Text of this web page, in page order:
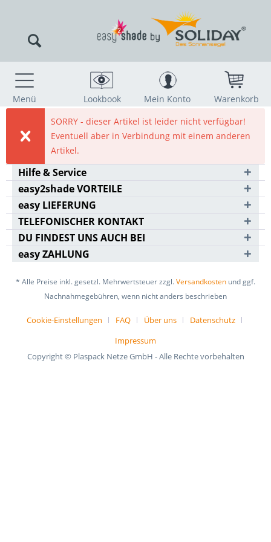
Menü Lookbook Mein Konto
Warenkorb
SORRY - dieser Artikel ist leider nicht verfügbar!
Eventuell aber in Verbindung mit einem anderen
Artikel.
Hilfe & Service
easy2shade VORTEILE
easy LIEFERUNG
TELEFONISCHER KONTAKT
DU FINDEST UNS AUCH BEI
easy ZAHLUNG
* Alle Preise inkl. gesetzl. Mehrwertsteuer zzgl.Versandkosten und ggf.
Nachnahmegebühren, wenn nicht anders beschrieben
Cookie-Einstellungen FAQ Über uns
Datenschutz
Impressum
Copyright © Plaspack Netze GmbH - Alle Rechte vorbehalten